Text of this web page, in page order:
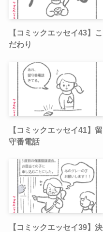
【コミックエッセイ43】こ
だわり
【コミックエッセイ41】留
守番電話
【コミックエッセイ39】決